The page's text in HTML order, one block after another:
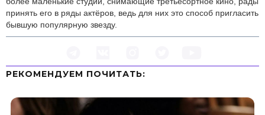
принять его в ряды актёров, ведь для них это способ пригласить
бывшую популярную звезду.
РЕКОМЕНДУЕМ ПOЧИТАТЬ: